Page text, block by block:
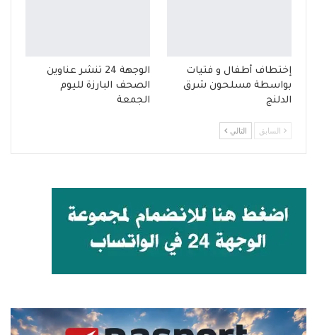
إختطاف أطفال و فتيات
بواسطة مسلحون شرق
الدلنج
الوجهة 24 تنشر عناوين
الصحف البارزة لليوم
الجمعة
السابق التالي